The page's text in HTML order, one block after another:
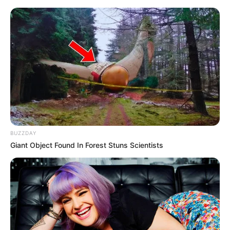
Sehenswürdigkeiten in Stralsund
Stralsund Veranstaltungen Hotels
Nikolaikirche sowie Rathaus am Alten Markt,
BUZZDAY
Giant Object Found In Forest Stuns Scientists